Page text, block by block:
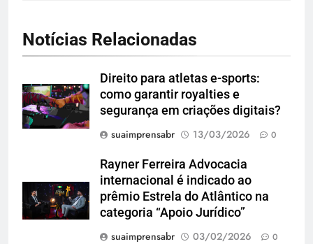
Notícias Relacionadas
Direito para atletas e-sports:
como garantir royalties e
segurança em criações digitais?
suaimprensabr
13/03/2026 0
Rayner Ferreira Advocacia
internacional é indicado ao
prêmio Estrela do Atlântico na
categoria “Apoio Jurídico”
suaimprensabr
03/02/2026 0